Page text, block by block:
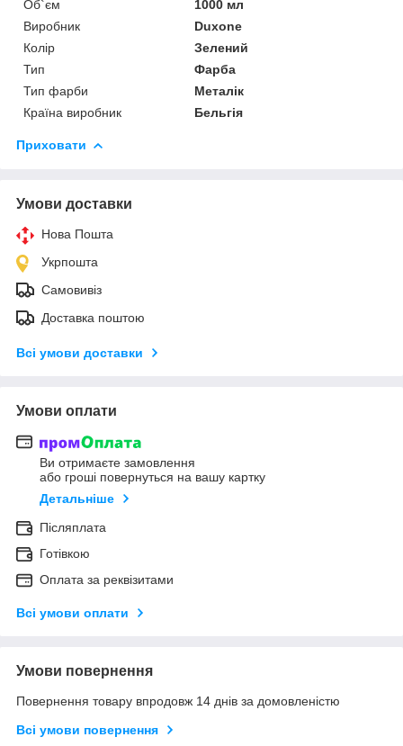
Об`єм
1000 мл
Виробник
Duxone
Колір
Зелений
Тип
Фарба
Тип фарби
Металік
Країна виробник
Бельгія
Приховати
Умови доставки
Нова Пошта
Укрпошта
Самовивіз
Доставка поштою
Всі умови доставки
Умови оплати
Ви отримаєте замовлення
або гроші повернуться на вашу картку
Детальніше
Післяплата
Готівкою
Оплата за реквізитами
Всі умови оплати
Умови повернення
Повернення товару впродовж 14 днів за домовленістю
Всі умови повернення